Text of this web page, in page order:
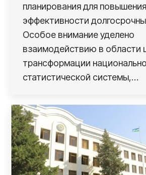
планирования для повышения
эффективности
Особое внимание уделено
взаимодействию в области
трансформации
статистической системы,…